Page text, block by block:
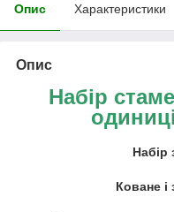
Опис Характеристики
Опис
Набір
Набір
Коване і